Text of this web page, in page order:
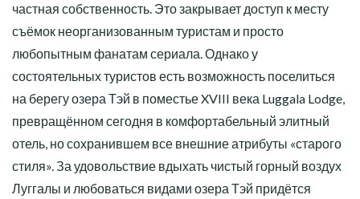
частная собственность. Это закрывает доступ к месту
съёмок неорганизованным туристам и просто
любопытным фанатам сериала. Однако у
состоятельных туристов есть возможность поселиться
на берегу озера Тэй в поместье XVIII века Luggala Lodge,
превращённом сегодня в комфортабельный элитный
отель, но сохранившем все внешние атрибуты «старого
стиля». За удовольствие вдыхать чистый горный воздух
Луггалы и любоваться видами озера Тэй придётся